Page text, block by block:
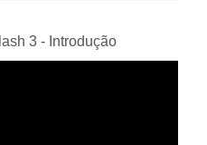
3 - Introdução